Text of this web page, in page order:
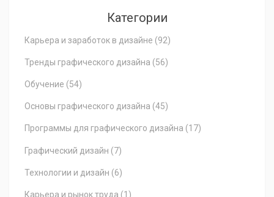
Категории
Карьера и заработок в дизайне (92)
Тренды графического дизайна (56)
Обучение (54)
Основы графического дизайна (45)
Программы для графического дизайна (17)
Графический дизайн (7)
Технологии и дизайн (6)
Карьера и рынок труда (1)